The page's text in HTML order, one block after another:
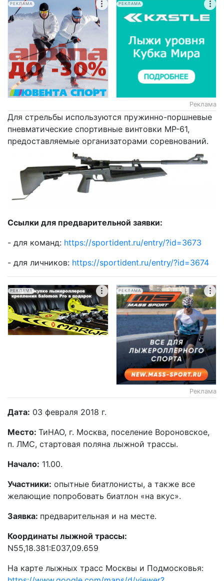
РЕКЛАМА РЕКЛАМА
Реклама
Для стрельбы используются пружинно-поршневые
пневматические спортивные винтовки МР-61,
предоставляемые организаторами соревнований.
Ссылки для предварительной заявки:
- для команд: https://sportident.ru/entry/?id=3673
- для личников: https://sportident.ru/entry/?id=3674
РЕКЛАМА РЕКЛАМА
Реклама
Дата: 03 февраля 2018 г.
Место: ТиНАО, г. Москва, поселение Вороновское,
п. ЛМС, стартовая поляна лыжной трассы.
Начало: 11.00.
Участники: опытные биатлонисты, а также все
желающие попробовать биатлон «на вкус».
Заявка: предварительная и на месте.
Координаты лыжной трассы:
N55,18.381:E037,09.659
На карте лыжных трасс Москвы и Подмосковья: